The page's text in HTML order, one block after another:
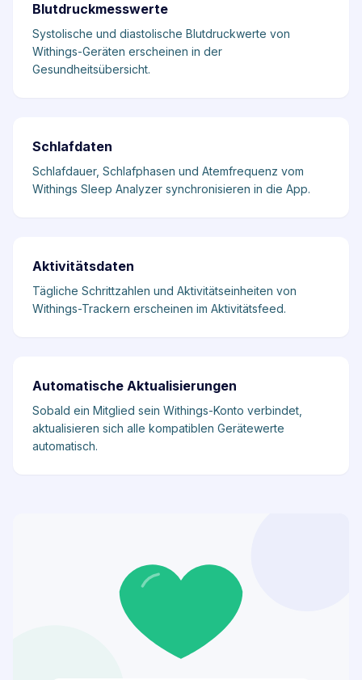
Blutdruckmesswerte
Systolische und diastolische Blutdruckwerte von
Withings-Geräten erscheinen in der
Gesundheitsübersicht.
Schlafdaten
Schlafdauer, Schlafphasen und Atemfrequenz vom
Withings Sleep Analyzer synchronisieren in die App.
Aktivitätsdaten
Tägliche Schrittzahlen und Aktivitätseinheiten von
Withings-Trackern erscheinen im Aktivitätsfeed.
Automatische Aktualisierungen
Sobald ein Mitglied sein Withings-Konto verbindet,
aktualisieren sich alle kompatiblen Gerätewerte
automatisch.